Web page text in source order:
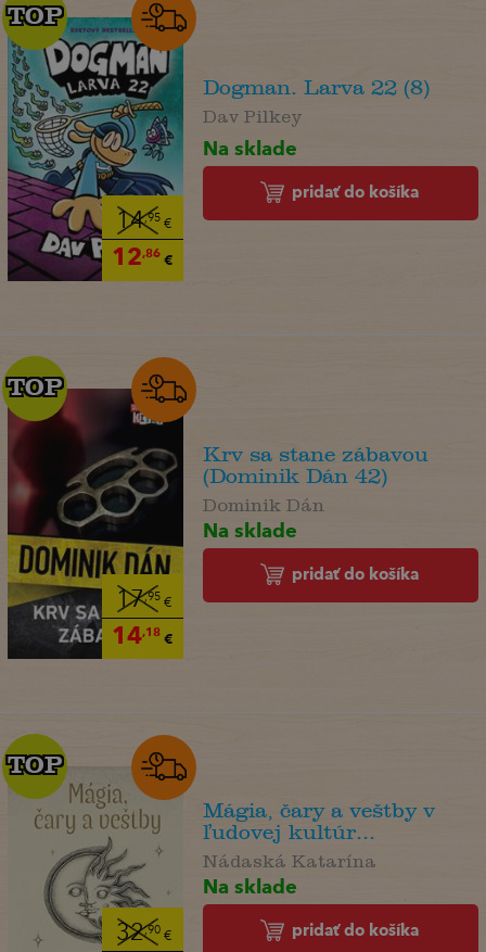
14,95€
12,86€
TOP
TOP
Dogman. Larva 22 (8)
Dav Pilkey
Na sklade
pridať do košíka
17,95€
14,18€
TOP
TOP
Krv sa stane zábavou
(Dominik Dán 42)
Dominik Dán
Na sklade
pridať do košíka
32,90€
TOP
TOP
Mágia, čary a veštby v
ľudovej kultúr...
Nádaská Katarína
Na sklade
pridať do košíka